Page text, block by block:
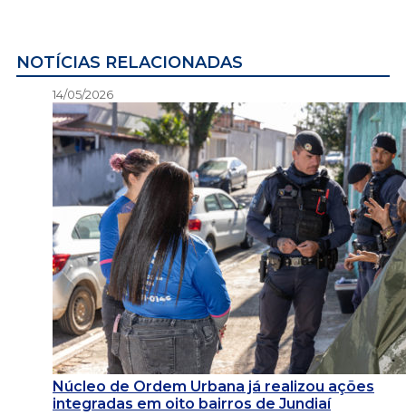
NOTÍCIAS RELACIONADAS
14/05/2026
Núcleo de Ordem Urbana já realizou ações
integradas em oito bairros de Jundiaí